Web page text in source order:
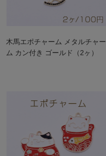
木馬エポチャーム メタルチャー
ム カン付き ゴールド（2ヶ）